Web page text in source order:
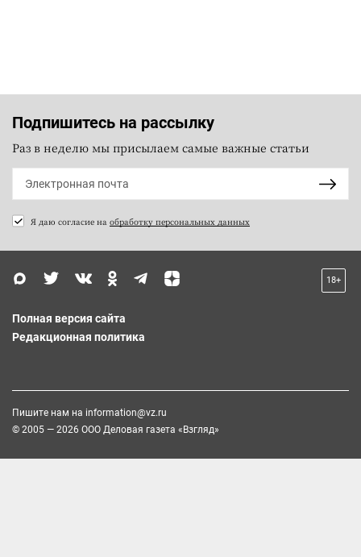
Подпишитесь на рассылку
Раз в неделю мы присылаем самые важные статьи
Я даю согласие на обработку персональных данных
18+
Полная версия сайта
Редакционная политика
Пишите нам на information@vz.ru
© 2005 — 2026 ООО Деловая газета «Взгляд»